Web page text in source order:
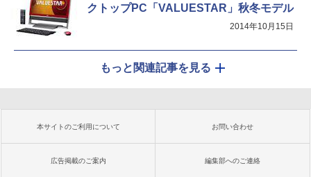
クトップPC「VALUESTAR」秋冬モデル
2014年10月15日
もっと関連記事を見る
本サイトのご利用について お問い合わせ
広告掲載のご案内 編集部へのご連絡